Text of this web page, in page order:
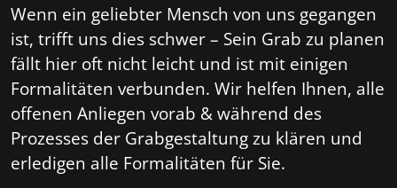
Wenn ein geliebter Mensch von uns gegangen
ist, trifft uns dies schwer – Sein Grab zu planen
fällt hier oft nicht leicht und ist mit einigen
Formalitäten verbunden. Wir helfen Ihnen, alle
offenen Anliegen vorab & während des
Prozesses der Grabgestaltung zu klären und
erledigen alle Formalitäten für Sie.